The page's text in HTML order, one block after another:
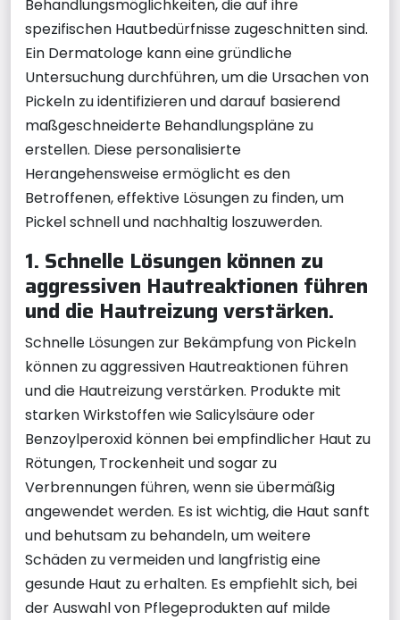
Behandlungsmöglichkeiten, die auf ihre
spezifischen Hautbedürfnisse zugeschnitten sind.
Ein Dermatologe kann eine gründliche
Untersuchung durchführen, um die Ursachen von
Pickeln zu identifizieren und darauf basierend
maßgeschneiderte Behandlungspläne zu
erstellen. Diese personalisierte
Herangehensweise ermöglicht es den
Betroffenen, effektive Lösungen zu finden, um
Pickel schnell und nachhaltig loszuwerden.
1. Schnelle Lösungen können zu
aggressiven Hautreaktionen führen
und die Hautreizung verstärken.
Schnelle Lösungen zur Bekämpfung von Pickeln
können zu aggressiven Hautreaktionen führen
und die Hautreizung verstärken. Produkte mit
starken Wirkstoffen wie Salicylsäure oder
Benzoylperoxid können bei empfindlicher Haut zu
Rötungen, Trockenheit und sogar zu
Verbrennungen führen, wenn sie übermäßig
angewendet werden. Es ist wichtig, die Haut sanft
und behutsam zu behandeln, um weitere
Schäden zu vermeiden und langfristig eine
gesunde Haut zu erhalten. Es empfiehlt sich, bei
der Auswahl von Pflegeprodukten auf milde